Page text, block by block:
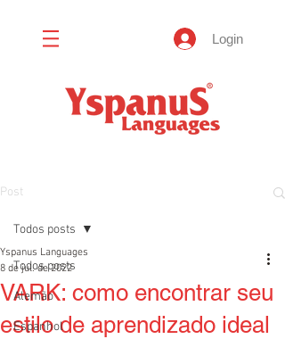
Login
Post
Todos posts
Alemão
Espanhol
Todos posts
VARK: como encontrar seu
estilo de aprendizado ideal
Yspanus Languages
8 de jul. de 2022